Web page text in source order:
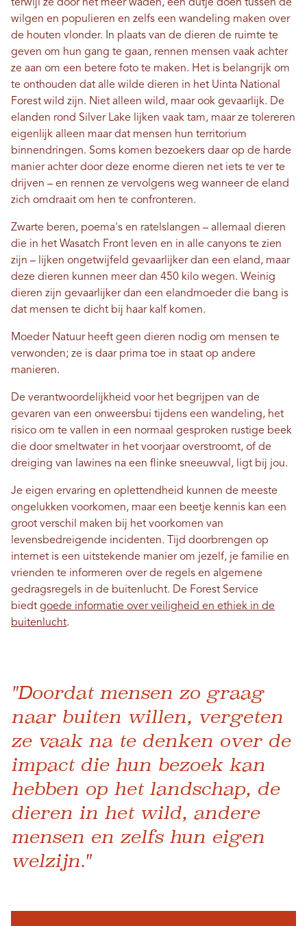
terwijl ze door het meer waden, een dutje doen tussen de
wilgen en populieren en zelfs een wandeling maken over
de houten vlonder. In plaats van de dieren de ruimte te
geven om hun gang te gaan, rennen mensen vaak achter
ze aan om een ​​betere foto te maken. Het is belangrijk om
te onthouden dat alle wilde dieren in het Uinta National
Forest wild zijn. Niet alleen wild, maar ook gevaarlijk. De
elanden rond Silver Lake lijken vaak tam, maar ze tolereren
eigenlijk alleen maar dat mensen hun territorium
binnendringen. Soms komen bezoekers daar op de harde
manier achter door deze enorme dieren net iets te ver te
drijven – en rennen ze vervolgens weg wanneer de eland
zich omdraait om hen te confronteren.
Zwarte beren, poema's en ratelslangen – allemaal dieren
die in het Wasatch Front leven en in alle canyons te zien
zijn – lijken ongetwijfeld gevaarlijker dan een eland, maar
deze dieren kunnen meer dan 450 kilo wegen. Weinig
dieren zijn gevaarlijker dan een elandmoeder die bang is
dat mensen te dicht bij haar kalf komen.
Moeder Natuur heeft geen dieren nodig om mensen te
verwonden; ze is daar prima toe in staat op andere
manieren.
De verantwoordelijkheid voor het begrijpen van de
gevaren van een onweersbui tijdens een wandeling, het
risico om te vallen in een normaal gesproken rustige beek
die door smeltwater in het voorjaar overstroomt, of de
dreiging van lawines na een flinke sneeuwval, ligt bij jou.
Je eigen ervaring en oplettendheid kunnen de meeste
ongelukken voorkomen, maar een beetje kennis kan een
groot verschil maken bij het voorkomen van
levensbedreigende incidenten. Tijd doorbrengen op
internet is een uitstekende manier om jezelf, je familie en
vrienden te informeren over de regels en algemene
gedragsregels in de buitenlucht. De Forest Service
biedt goede informatie over veiligheid en ethiek in de
buitenlucht.
"Doordat mensen zo graag
naar buiten willen, vergeten
ze vaak na te denken over de
impact die hun bezoek kan
hebben op het landschap, de
dieren in het wild, andere
mensen en zelfs hun eigen
welzijn."